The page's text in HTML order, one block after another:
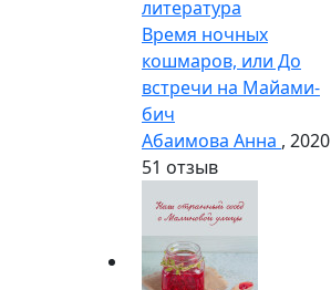
литература
Время ночных
кошмаров, или До
встречи на Майами-
бич
Абаимова Анна , 2020
51 отзыв